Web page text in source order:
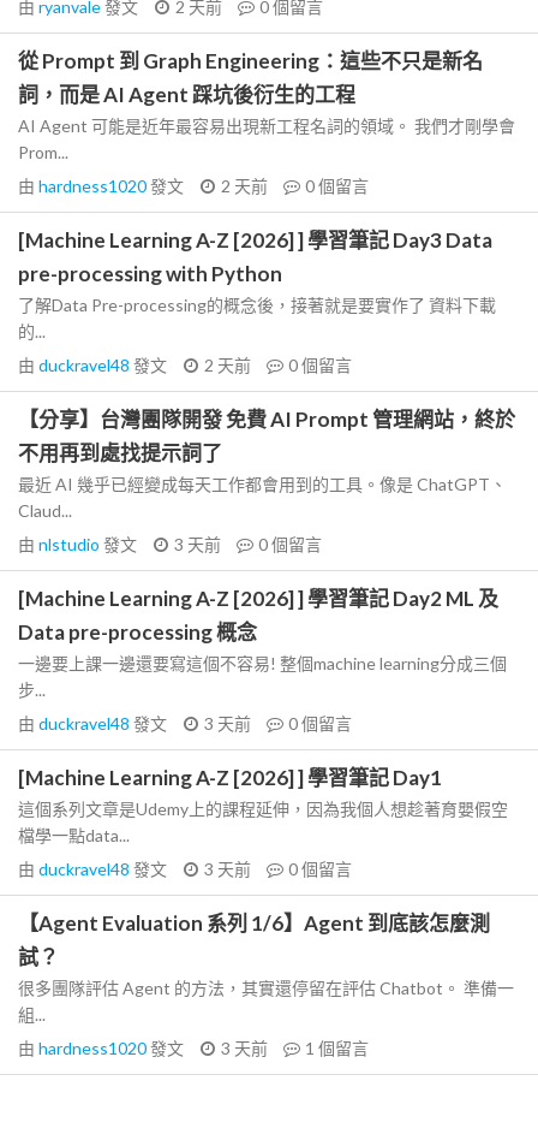
由 ryanvale發文 2 天前 0個留言
從 Prompt 到 Graph Engineering：這些不只是新名
詞，而是 AI Agent 踩坑後衍生的工程
AI Agent 可能是近年最容易出現新工程名詞的領域。 我們才剛學會
Prom...
由 hardness1020發文 2 天前 0個留言
[Machine Learning A-Z [2026] ] 學習筆記 Day3 Data
pre-processing with Python
了解Data Pre-processing的概念後，接著就是要實作了 資料下載
的...
由 duckravel48 發文 2 天前 0個留言
【分享】台灣團隊開發 免費 AI Prompt 管理網站，終於
不用再到處找提示詞了
最近 AI 幾乎已經變成每天工作都會用到的工具。像是 ChatGPT、
Claud...
由 nlstudio 發文 3 天前 0個留言
[Machine Learning A-Z [2026] ] 學習筆記 Day2 ML 及
Data pre-processing 概念
一邊要上課一邊還要寫這個不容易! 整個machine learning分成三個
步...
由 duckravel48 發文 3 天前 0個留言
[Machine Learning A-Z [2026] ] 學習筆記 Day1
這個系列文章是Udemy上的課程延伸，因為我個人想趁著育嬰假空
檔學一點data...
由 duckravel48 發文 3 天前 0個留言
【Agent Evaluation 系列 1/6】Agent 到底該怎麼測
試？
很多團隊評估 Agent 的方法，其實還停留在評估 Chatbot。 準備一
組...
由 hardness1020發文 3 天前 1 個留言